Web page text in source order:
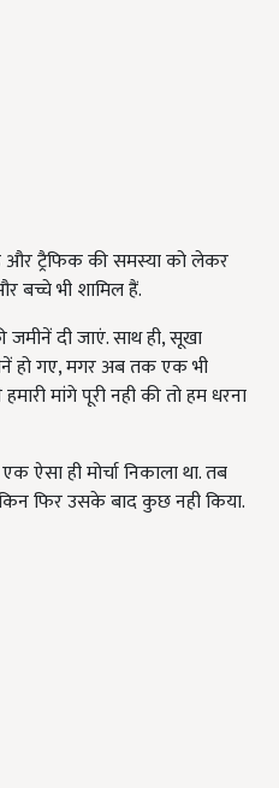
ट्रैफिक की समस्या को लेकर
बच्चे भी शामिल हैं.
दी जाएं. साथ ही, सूखा
हो गए, मगर अब तक एक भी
मांगे पूरी नही की तो हम धरना
ही मोर्चा निकाला था. तब
फिर उसके बाद कुछ नही किया.